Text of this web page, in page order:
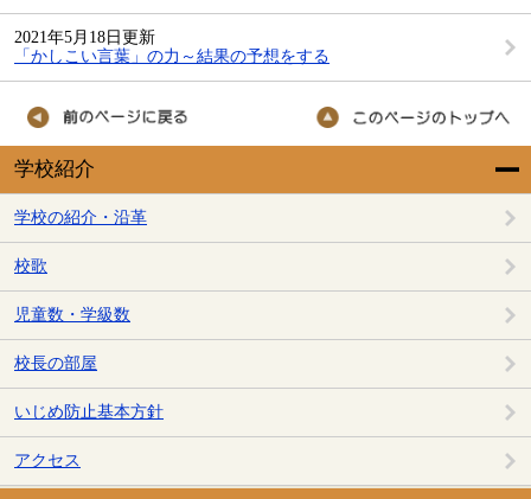
学校紹介
学校の紹介・沿革
校歌
児童数・学級数
校長の部屋
いじめ防止基本方針
アクセス
2021年5月18日更新
「かしこい言葉」の力～結果の予想をする